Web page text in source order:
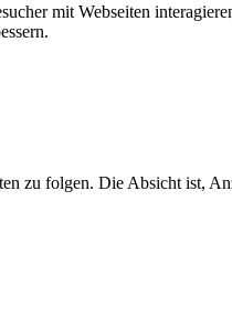
mit Webseiten
zu folgen. Die Absicht ist,